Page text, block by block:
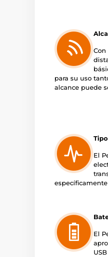
para su uso
alcance puede
El
El